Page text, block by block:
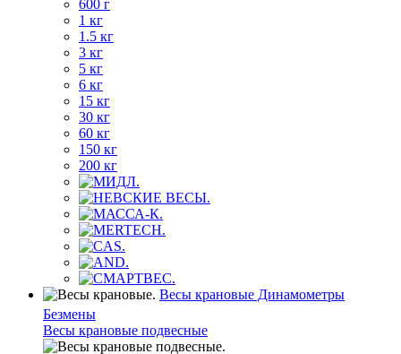
600 г
1 кг
1.5 кг
3 кг
5 кг
6 кг
15 кг
30 кг
60 кг
150 кг
200 кг
Весы крановые Динамометры
Безмены
Весы крановые подвесные